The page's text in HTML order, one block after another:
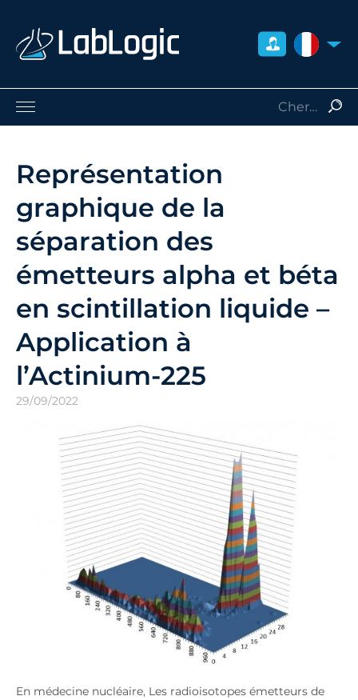
FRANCE
Radio-Protection
Consommables
Services
Qui sommes-nous
Contact
Représentation
graphique de la
séparation des
émetteurs alpha et béta
en scintillation liquide –
Application à
l’Actinium-225
29/09/2022
En médecine nucléaire, Les radioisotopes émetteurs de